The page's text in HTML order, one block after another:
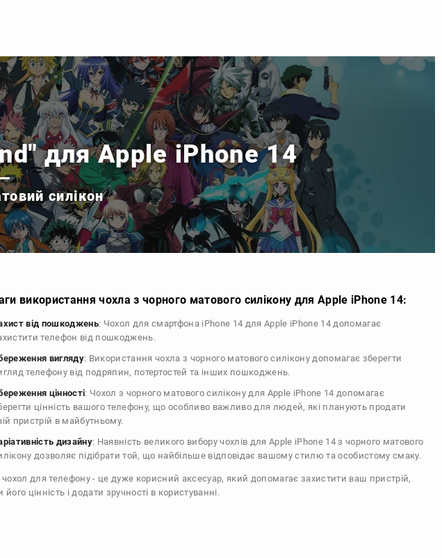
для Apple iPhone 14
силікон
використання чохла з чорного матового силікону для Apple iPhone 14:
від пошкоджень: Чохол для смартфона iPhone 14 для Apple iPhone 14 допомагає
телефон від пошкоджень.
вигляду: Використання чохла з чорного матового силікону допомагає зберегти
телефону від подряпин, потертостей та інших пошкоджень.
цінності: Чохол з чорного матового силікону для Apple iPhone 14 допомагає
цінність вашого телефону, що особливо важливо для людей, які планують продати
пристрій в майбутньому.
дизайну: Наявність великого вибору чохлів для Apple iPhone 14 з чорного матового
дозволяє підібрати той, що найбільше відповідає вашому стилю та особистому смаку.
чохол для телефону - це дуже корисний аксесуар, який допомагає захистити ваш пристрій,
його цінність і додати зручності в користуванні.